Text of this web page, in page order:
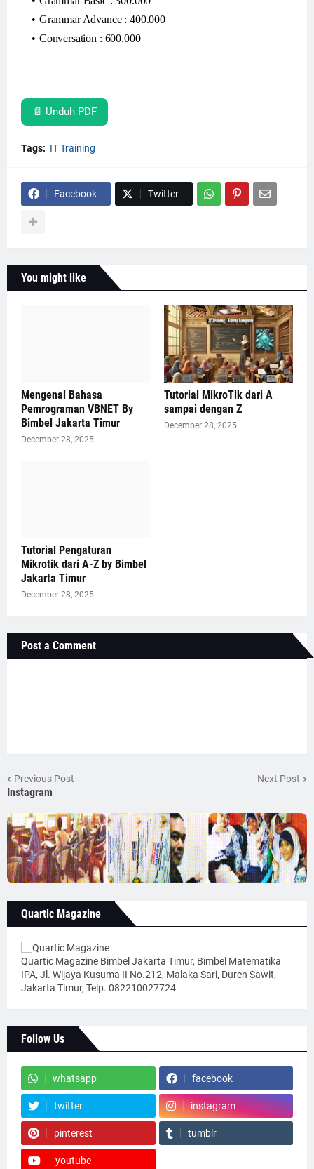
Grammar Advance : 400.000
Conversation : 600.000
📄 Unduh PDF
Tags: IT Training
Facebook Twitter
You might like
Mengenal Bahasa
Pemrograman VBNET By
Bimbel Jakarta Timur
December 28, 2025
Tutorial MikroTik dari A
sampai dengan Z
December 28, 2025
Tutorial Pengaturan
Mikrotik dari A-Z by Bimbel
Jakarta Timur
December 28, 2025
Post a Comment
Previous Post Next Post
Instagram
Quartic Magazine
Quartic Magazine Bimbel Jakarta Timur, Bimbel Matematika
IPA, Jl. Wijaya Kusuma II No.212, Malaka Sari, Duren Sawit,
Jakarta Timur, Telp. 082210027724
Follow Us
whatsapp facebook
twitter instagram
pinterest tumblr
youtube